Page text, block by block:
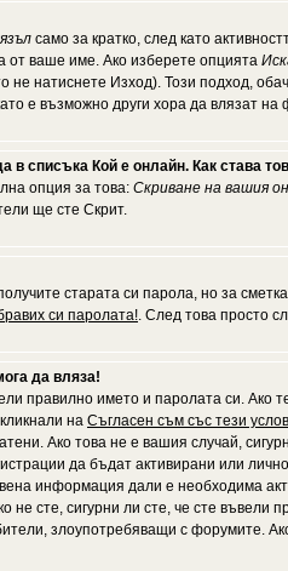
само за кратко, след като
от ваше име. Ако изберете опцията
не натиснете Изход). Този подход,
е възможно други хора да влязат
в списъка Кой е онлайн. Как става
опция за това: Скриване на вашия
ще сте Скрит.
старата си парола, но за
си паролата!. След това просто
да вляза!
правилно името и паролата си. Ако
на Съгласен съм със тези
Ако това не е вашия случай,
да бъдат активирани или
информация дали е необходима
не сте, сигурни ли сте, че сте
злоупотребяващи с форумите.